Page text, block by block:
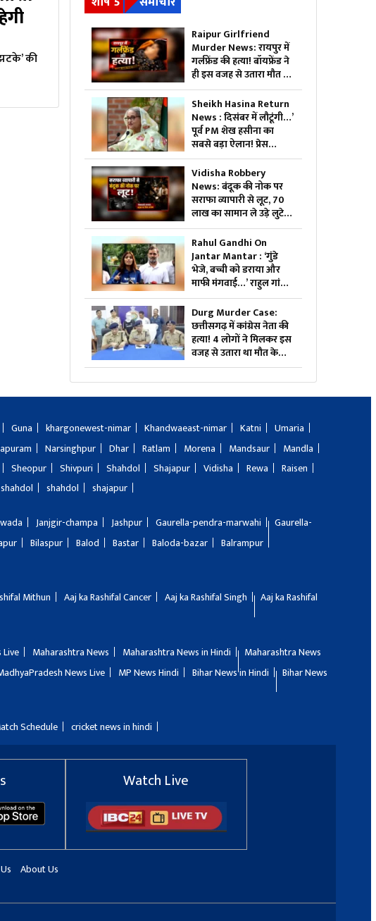
की
Raipur Girlfriend
Murder News: रायपुर में
गर्लफ्रेंड की हत्या! बॉयफ्रेंड ने
ही इस वजह से उतारा मौत के
घाट, 6 महीने से रह रहे थे लिव
इन में
Sheikh Hasina Return
News : दिसंबर में लौटूंगी…’
पूर्व PM शेख हसीना का
सबसे बड़ा ऐलान! प्रेस
कॉन्फ्रेंस में खोले ऐसे राज,
मच सकता है सियासी भूचाल
Vidisha Robbery
News: बंदूक की नोक पर
सराफा व्यापारी से लूट, 70
लाख का सामान ले उड़े लुटेरे,
जाते-जाते मार दी गोली
Rahul Gandhi On
Jantar Mantar : ‘गुंडे
भेजे, बच्ची को डराया और
माफी मंगवाई…’ राहुल गांधी
का बड़ा दावा, छात्रों के साथ
खोला मोर्चा
Durg Murder Case:
छत्तीसगढ़ में कांग्रेस नेता की
हत्या! 4 लोगों ने मिलकर इस
वजह से उतारा था मौत के
घाट, तीन भी थे वारदात में
शामिल
Guna khargonewest-nimar Khandwaeast-nimar Katni
Umaria
Narsinghpur Dhar Ratlam Morena Mandsaur
Mandla
Sheopur Shivpuri Shahdol Shajapur Vidisha Rewa
Raisen
shahdol shahdol shajapur
Janjgir-champa Jashpur Gaurella-pendra-marwahi
Gaurella-
Bilaspur Balod Bastar Baloda-bazar
Balrampur
Mithun Aaj ka Rashifal Cancer Aaj ka Rashifal Singh
Aaj ka Rashifal
Maharashtra News Maharashtra News in Hindi
Maharashtra News
News Live MP News Hindi Bihar News in Hindi
Bihar News
Schedule cricket news in hindi
Watch Live
About Us